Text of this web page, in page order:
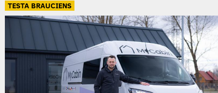
TESTA BRAUCIENS